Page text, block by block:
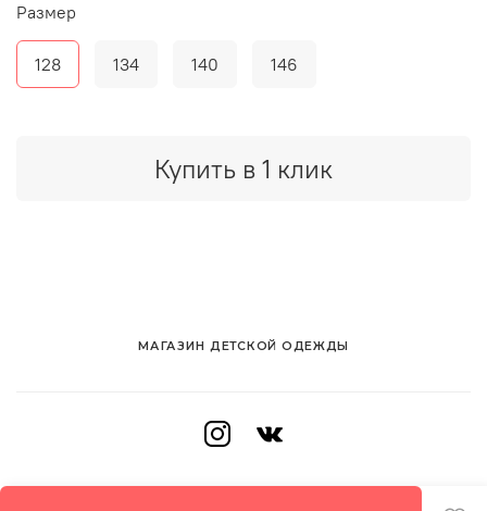
Купить в 1 клик
Размер
128 134 140 146
МАГАЗИН ДЕТСКОЙ ОДЕЖДЫ